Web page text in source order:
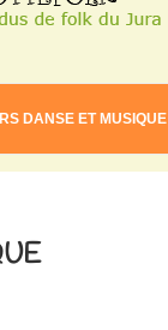
DANSE ET MUSIQUE